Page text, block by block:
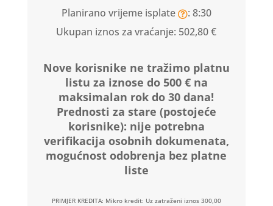
Planirano vrijeme isplate
: 8:30
Ukupan iznos za vraćanje: 502,80 €
Nove korisnike ne tražimo platnu
listu za iznose do 500 € na
maksimalan rok do 30 dana!
Prednosti za stare (postojeće
korisnike): nije potrebna
verifikacija osobnih dokumenata,
mogućnost odobrenja bez platne
liste
PRIMJER KREDITA: Mikro kredit: Uz zatraženi iznos 300,00